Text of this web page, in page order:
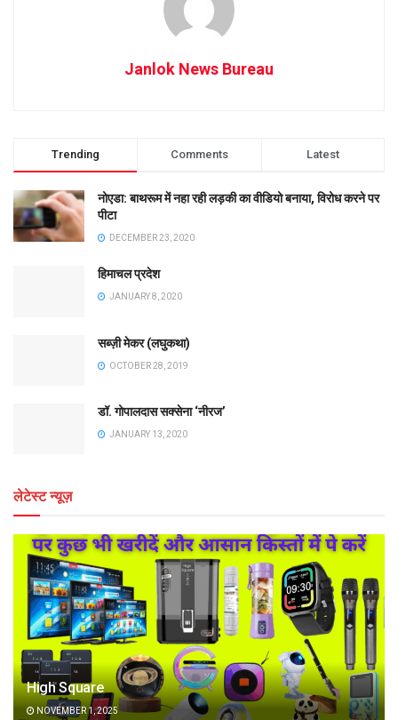
Janlok News Bureau
Trending Comments Latest
नोएडा: बाथरूम में नहा रही लड़की का वीडियो बनाया, विरोध करने पर
पीटा
DECEMBER 23, 2020
हिमाचल प्रदेश
JANUARY 8, 2020
सब्ज़ी मेकर (लघुकथा)
OCTOBER 28, 2019
डॉ. गोपालदास सक्सेना ‘नीरज’
JANUARY 13, 2020
लेटेस्ट न्यूज़
High Square
NOVEMBER 1, 2025